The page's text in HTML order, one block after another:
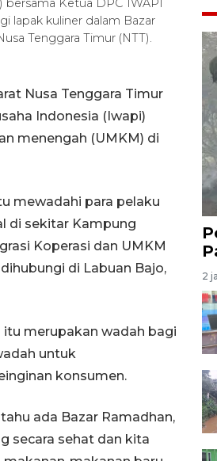
bersama Ketua DPC IWAPI
lapak kuliner dalam Bazar
Tenggara Timur (NTT).
Nusa Tenggara Timur
Indonesia (Iwapi)
menengah (UMKM) di
mewadahi para pelaku
di sekitar Kampung
Koperasi dan UMKM
di Labuan Bajo,
merupakan wadah bagi
untuk
konsumen.
ada Bazar Ramadhan,
secara sehat dan kita
2